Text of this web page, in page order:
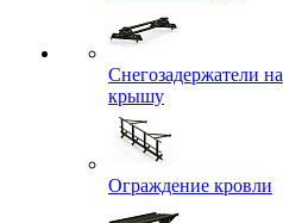
Снегозадержатели на
крышу
Ограждение кровли